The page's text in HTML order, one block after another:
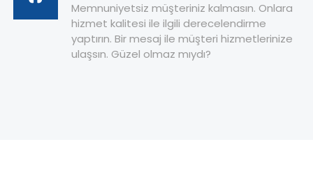
Memnuniyetsiz müşteriniz kalmasın. Onlara
hizmet kalitesi ile ilgili derecelendirme
yaptırın. Bir mesaj ile müşteri hizmetlerinize
ulaşsın. Güzel olmaz mıydı?